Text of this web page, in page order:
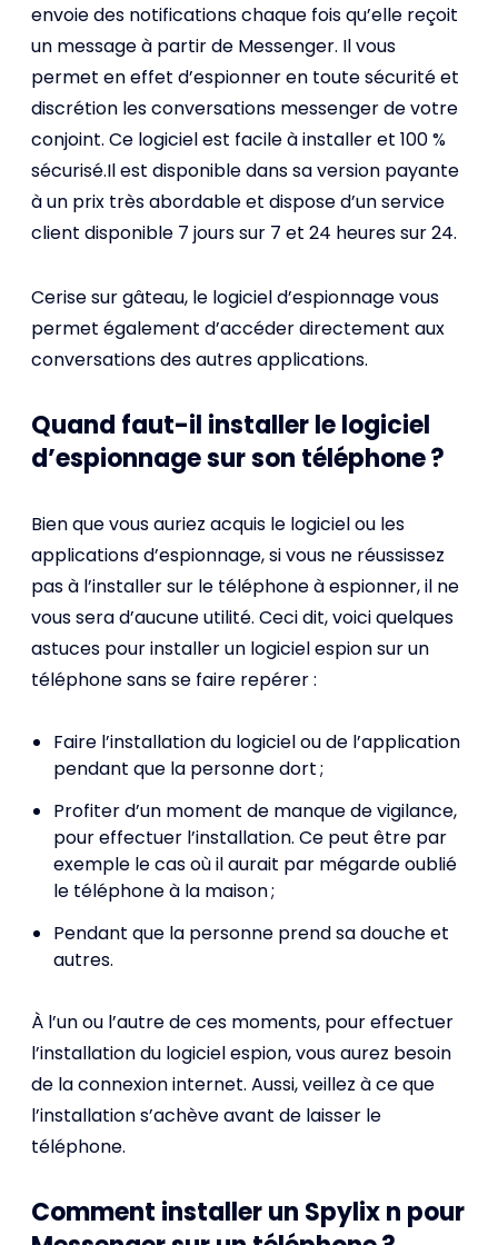
envoie des notifications chaque fois qu’elle reçoit
un message à partir de Messenger. Il vous
permet en effet d’espionner en toute sécurité et
discrétion les conversations messenger de votre
conjoint. Ce logiciel est facile à installer et 100 %
sécurisé.Il est disponible dans sa version payante
à un prix très abordable et dispose d’un service
client disponible 7 jours sur 7 et 24 heures sur 24.
Cerise sur gâteau, le logiciel d’espionnage vous
permet également d’accéder directement aux
conversations des autres applications.
Quand faut-il installer le logiciel
d’espionnage sur son téléphone ?
Bien que vous auriez acquis le logiciel ou les
applications d’espionnage, si vous ne réussissez
pas à l’installer sur le téléphone à espionner, il ne
vous sera d’aucune utilité. Ceci dit, voici quelques
astuces pour installer un logiciel espion sur un
téléphone sans se faire repérer :
Faire l’installation du logiciel ou de l’application
pendant que la personne dort ;
Profiter d’un moment de manque de vigilance,
pour effectuer l’installation. Ce peut être par
exemple le cas où il aurait par mégarde oublié
le téléphone à la maison ;
Pendant que la personne prend sa douche et
autres.
À l’un ou l’autre de ces moments, pour effectuer
l’installation du logiciel espion, vous aurez besoin
de la connexion internet. Aussi, veillez à ce que
l’installation s’achève avant de laisser le
téléphone.
Comment installer un Spylix n pour